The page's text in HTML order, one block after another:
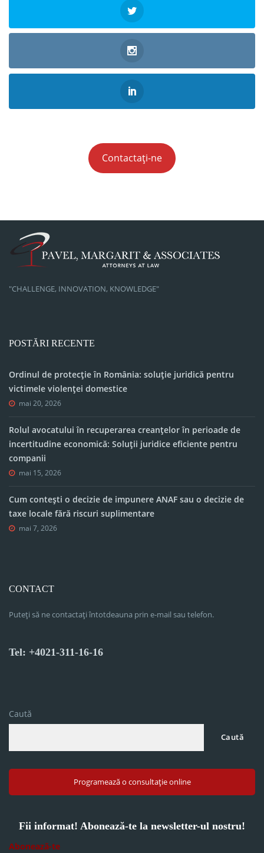
Contactați-ne
"CHALLENGE, INNOVATION, KNOWLEDGE"
POSTĂRI RECENTE
Ordinul de protecție în România: soluție juridică pentru
victimele violenței domestice
mai 20, 2026
Rolul avocatului în recuperarea creanțelor în perioade de
incertitudine economică: Soluții juridice eficiente pentru
companii
mai 15, 2026
Cum contești o decizie de impunere ANAF sau o decizie de
taxe locale fără riscuri suplimentare
mai 7, 2026
CONTACT
Puteți să ne contactați întotdeauna prin e-mail sau telefon.
Tel: +4021-311-16-16
Caută
Caută
Programează o consultație online
Fii informat! Abonează-te la newsletter-ul nostru!
Abonează-te